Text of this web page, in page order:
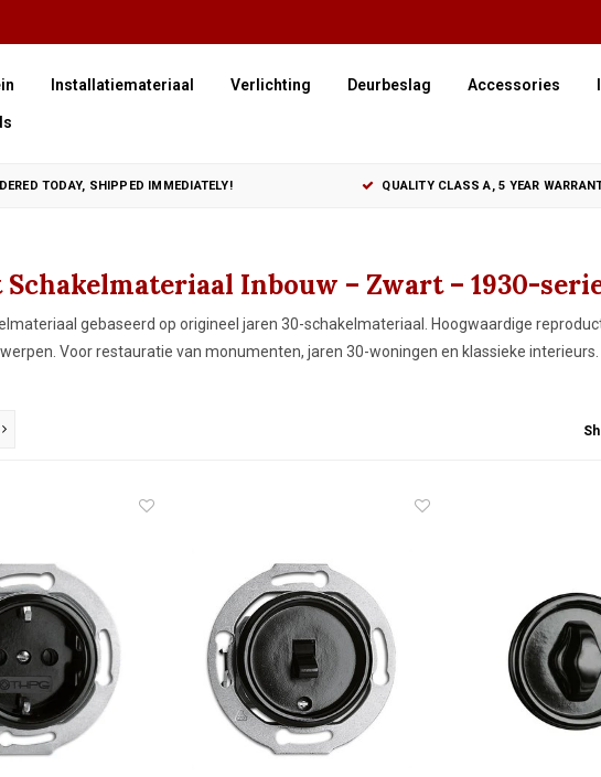
Installatiemateriaal Verlichting Deurbeslag Accessories
TODAY, SHIPPED IMMEDIATELY! QUALITY CLASS A, 5 YEAR
Schakelmateriaal Inbouw – Zwart – 1930-
gebaseerd op origineel jaren 30-schakelmateriaal. Hoogwaardige
Voor restauratie van monumenten, jaren 30-woningen en klassieke interieurs.